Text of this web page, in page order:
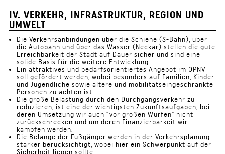
IV. VERKEHR, INFRASTRUKTUR, REGION UND
UMWELT
Die Verkehrsanbindungen über die Schiene (S-Bahn), über
die Autobahn und über das Wasser (Neckar) stellen die gute
Erreichbarkeit der Stadt auf Dauer sicher und sind eine
solide Basis für die weitere Entwicklung.
Ein attraktives und bedarfsorientiertes Angebot im ÖPNV
soll gefördert werden, wobei besonders auf Familien, Kinder
und Jugendliche sowie ältere und mobilitätseingeschränkte
Personen zu achten ist.
Die große Belastung durch den Durchgangsverkehr zu
reduzieren, ist eine der wichtigsten Zukunftsaufgaben, bei
deren Umsetzung wir auch "vor großen Würfen" nicht
zurückschrecken und um deren Finanzierbarkeit wir
kämpfen werden.
Die Belange der Fußgänger werden in der Verkehrsplanung
stärker berücksichtigt, wobei hier ein Schwerpunkt auf der
Sicherheit liegen sollte.